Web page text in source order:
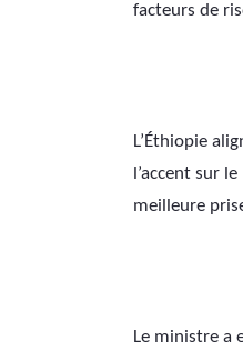
facteurs de
L’Éthiopie
l’accent sur
meilleure
Le ministre a